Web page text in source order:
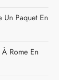
Un Paquet En
Rome En